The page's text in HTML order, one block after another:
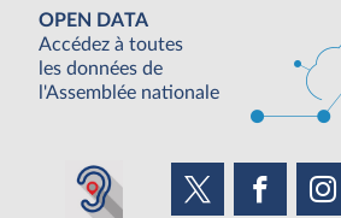
OPEN DATA
Accédez à toutes
les données de
l'Assemblée nationale